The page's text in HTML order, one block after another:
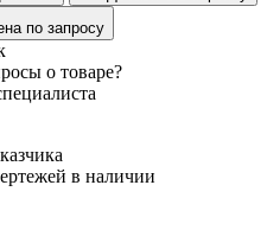
по запросу
о товаре?
в наличии